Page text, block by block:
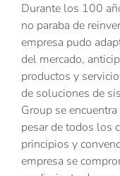
Durante los 100
no paraba de
empresa pudo
del mercado,
productos y
de soluciones de
Group se
pesar de todos los
principios y
empresa se